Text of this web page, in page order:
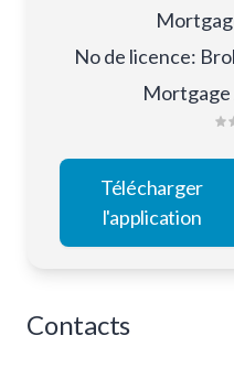
No de licence:
Mortgage
Télécharger
l'application
Contacts